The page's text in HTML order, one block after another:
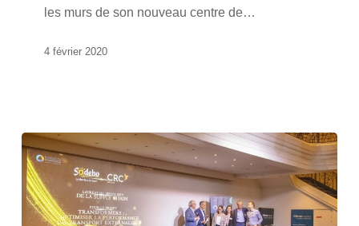
futur
les murs de son nouveau centre de…
4 février 2020